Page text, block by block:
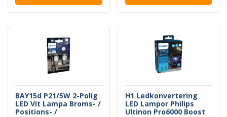
BAY15d P21/5W 2-Polig
LED Vit Lampa Broms- /
Positions- /
H1 Ledkonvertering
LED Lampor Philips
Ultinon Pro6000 Boost